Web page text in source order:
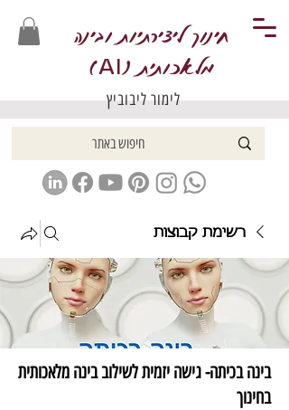
חינוך ליצירתיות ובינה
מלאכותית (AI
)
לימור ליבוביץ
רשימת קבוצות
בינה בכיתה- גישה יזמית לשילוב בינה מלאכותית
בחינוך